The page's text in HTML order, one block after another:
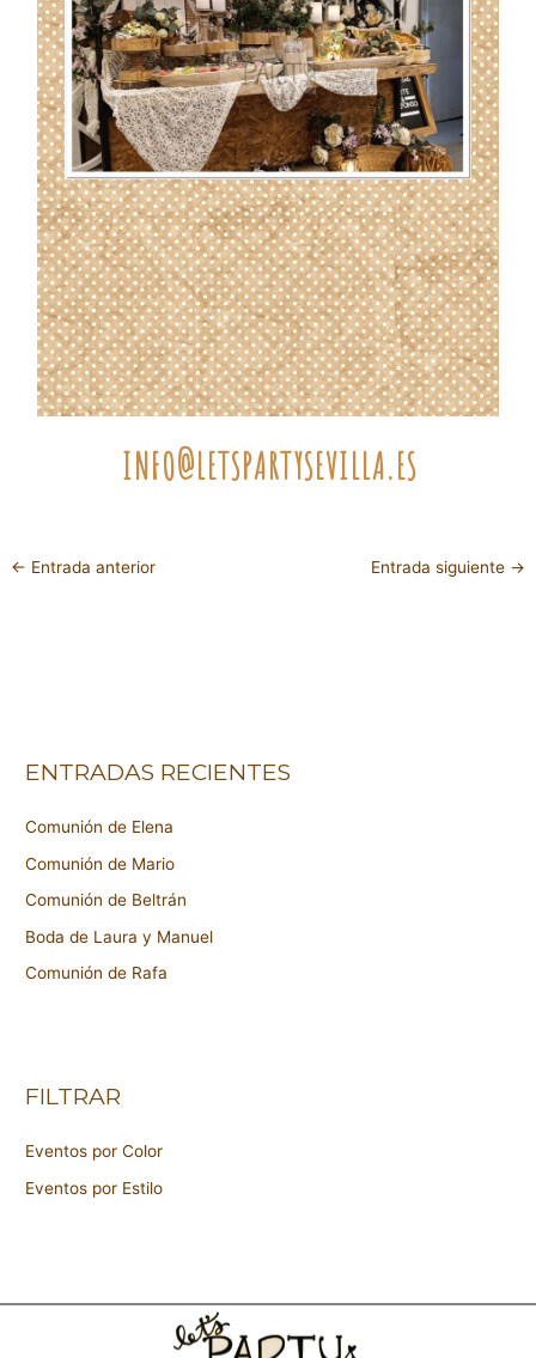
INFO@LETSPARTYSEVILLA.ES
← Entrada anterior Entrada siguiente →
ENTRADAS RECIENTES
Comunión de Elena
Comunión de Mario
Comunión de Beltrán
Boda de Laura y Manuel
Comunión de Rafa
FILTRAR
Eventos por Color
Eventos por Estilo